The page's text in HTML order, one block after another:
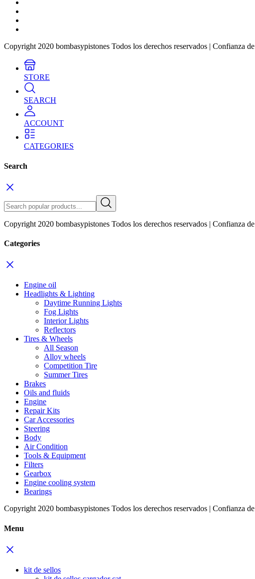
Copyright 2020 bombasypistones Todos los derechos reservados | Confianza de
STORE
SEARCH
ACCOUNT
CATEGORIES
Search
Copyright 2020 bombasypistones Todos los derechos reservados | Confianza de
Categories
Engine oil
Headlights & Lighting
Daytime Running Lights
Fog Lights
Interior Lights
Reflectors
Tires & Wheels
All Season
Alloy wheels
Competition Tire
Summer Tires
Brakes
Oils and fluids
Engine
Repair Kits
Car Accessories
Steering
Body
Air Condition
Tools & Equipment
Filters
Gearbox
Engine cooling system
Bearings
Copyright 2020 bombasypistones Todos los derechos reservados | Confianza de
Menu
kit de sellos